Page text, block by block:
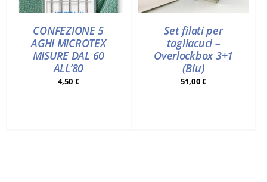
CONFEZIONE 5
AGHI MICROTEX
MISURE DAL 60
ALL’80
4,50 €
Set filati per
tagliacuci –
Overlockbox 3+1
(Blu)
51,00€